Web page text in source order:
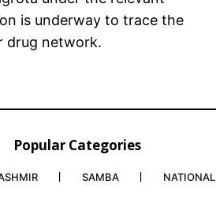
is underway to trace the
drug network.
Popular Categories
SAMBA NATIONAL